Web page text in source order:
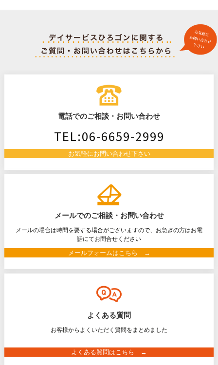
稿
ビ
シ
ン
電話でのご相談・お問い合わせ
TEL:06-6659-2999
お気軽にお問い合わせ下さい
メールでのご相談・お問い合わせ
メールの場合は時間を要する場合がございますので、お急ぎの方はお電
話にてお問合せください
メールフォームはこちら →
よくある質問
お客様からよくいただく質問をまとめました
よくある質問はこちら →